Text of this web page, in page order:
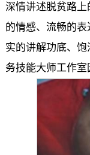
深情讲述脱贫路
的情感、流畅的
实的讲解功底、
务技能大师工作